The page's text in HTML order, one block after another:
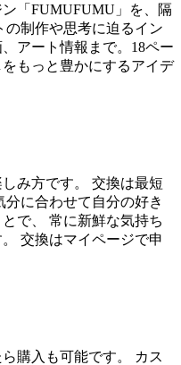
「FUMUFUMU」を、隔
の制作や思考に迫るイン
アート情報まで。18ペー
もっと豊かにするアイデ
み方です。 交換は最短
に合わせて自分の好き
で、 常に新鮮な気持ち
交換はマイページで申
購入も可能です。 カス